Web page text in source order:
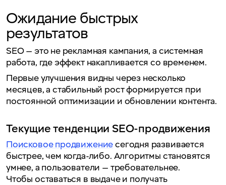
Ожидание быстрых
результатов
SEO — это не рекламная кампания, а системная
работа, где эффект накапливается со временем.
Первые улучшения видны через несколько
месяцев, а стабильный рост формируется при
постоянной оптимизации и обновлении контента.
Текущие тенденции SEO-продвижения
Поисковое продвижениесегодня развивается
быстрее, чем когда-либо. Алгоритмы становятся
умнее, а пользователи — требовательнее.
Чтобы оставаться в выдаче и получать